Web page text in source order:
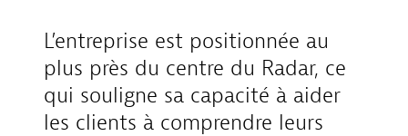
L’entreprise est positionnée au
plus près du centre du Radar, ce
qui souligne sa capacité à aider
les clients à comprendre leurs